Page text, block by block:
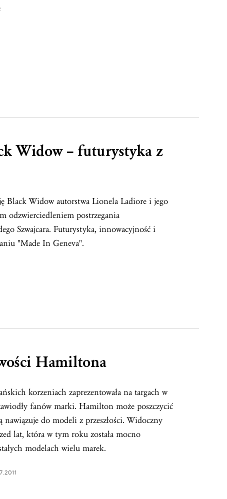
Widow – futurystyka z
Black Widow autorstwa Lionela Ladiore i jego
odzwierciedleniem postrzegania
Szwajcara. Futurystyka, innowacyjność i
"Made In Geneva".
Hamiltona
korzeniach zaprezentowała na targach w
fanów marki. Hamilton może poszczycić
do modeli z przeszłości. Widoczny
lat, która w tym roku została mocno
modelach wielu marek.